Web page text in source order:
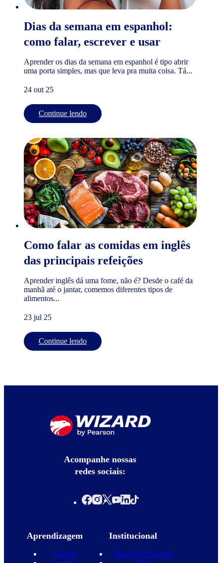
Dias da semana em espanhol:
como falar, escrever e usar
Aprender os dias da semana em espanhol é tipo abrir
uma porta simples, mas que leva pra muita coisa. Tá...
24 out 25
Continue lendo
Como falar as comidas em inglês
das principais refeições
Aprender inglês dá uma fome, não é? Desde o café da
manhã até o jantar, comemos diferentes tipos de
alimentos...
23 jul 25
Continue lendo
Acompanhe nossas
redes sociais:
Aprendizagem
Cursos
Institucional
Wizard by Pearson